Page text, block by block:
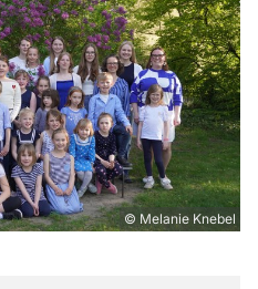
© Melanie Knebel